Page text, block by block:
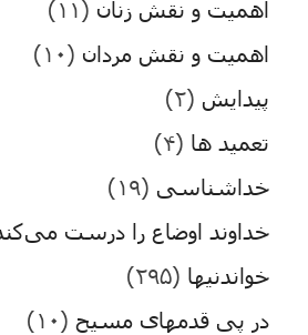
اهمیت و نقش زنان (۱۱)
اهمیت و نقش مردان (۱۰)
پیدایش (۲)
تعمید ها (۴)
خداشناسی (۱۹)
خداوند اوضاع را درست
خواندنیها (۲۹۵)
در پی قدمهای مسیح (۱۰)